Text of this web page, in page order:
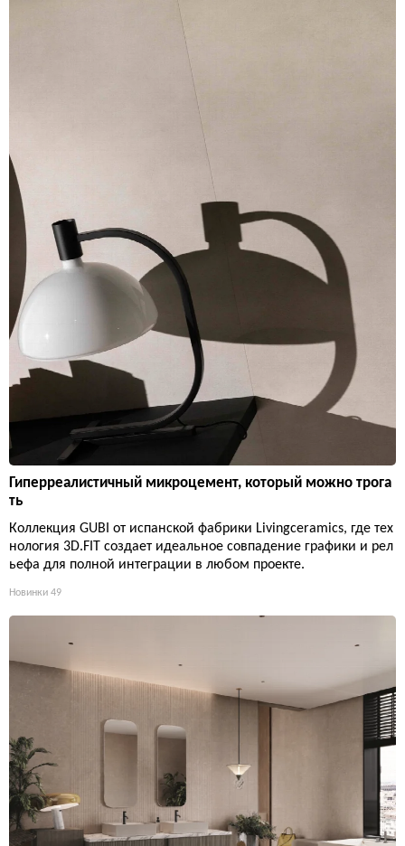
Гиперреалистичный микроцемент, который можно трога
ть
Коллекция GUBI от испанской фабрики Livingceramics, где тех
нология 3D.FIT создает идеальное совпадение графики и рел
ьефа для полной интеграции в любом проекте.
Новинки 49